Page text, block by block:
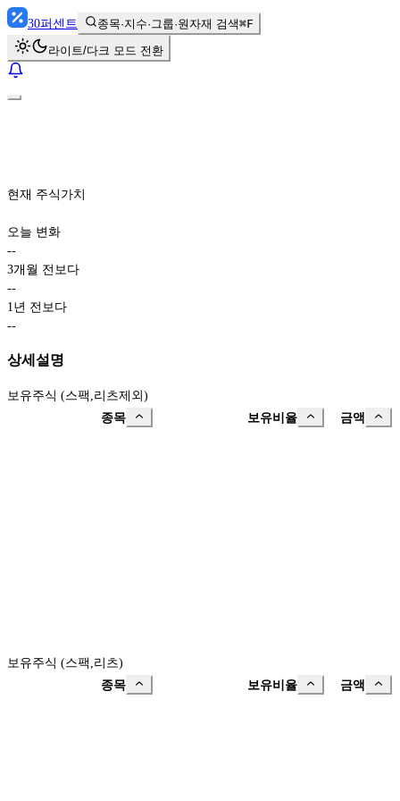
30퍼센트 종목·지수·그룹·원자재 검색⌘F
라이트/다크 모드 전환
현재 주식가치
오늘 변화
--
3개월 전보다
--
1년 전보다
--
상세설명
보유주식 (스팩,리츠제외)
종목
보유비율 금액
보유주식 (스팩,리츠)
종목
보유비율 금액